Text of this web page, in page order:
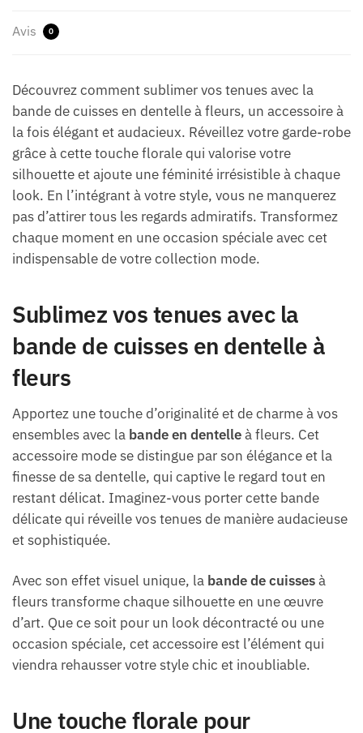
Avis 0
Découvrez comment sublimer vos tenues avec la
bande de cuisses en dentelle à fleurs, un accessoire à
la fois élégant et audacieux. Réveillez votre garde-robe
grâce à cette touche florale qui valorise votre
silhouette et ajoute une féminité irrésistible à chaque
look. En l’intégrant à votre style, vous ne manquerez
pas d’attirer tous les regards admiratifs. Transformez
chaque moment en une occasion spéciale avec cet
indispensable de votre collection mode.
Sublimez vos tenues avec la
bande de cuisses en dentelle à
fleurs
Apportez une touche d’originalité et de charme à vos
ensembles avec la bande en dentelleà fleurs. Cet
accessoire mode se distingue par son élégance et la
finesse de sa dentelle, qui captive le regard tout en
restant délicat. Imaginez-vous porter cette bande
délicate qui réveille vos tenues de manière audacieuse
et sophistiquée.
Avec son effet visuel unique, la bande de cuissesà
fleurs transforme chaque silhouette en une œuvre
d’art. Que ce soit pour un look décontracté ou une
occasion spéciale, cet accessoire est l’élément qui
viendra rehausser votre style chic et inoubliable.
Une touche florale pour